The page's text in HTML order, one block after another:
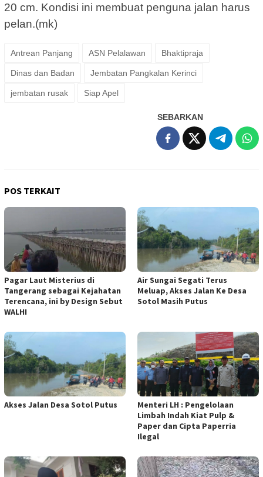
20 cm. Kondisi ini membuat penguna jalan harus
pelan.(mk)
Antrean Panjang ASN Pelalawan Bhaktipraja
Dinas dan Badan Jembatan Pangkalan Kerinci
jembatan rusak Siap Apel
SEBARKAN
POS TERKAIT
Pagar Laut Misterius di
Tangerang sebagai Kejahatan
Terencana, ini by Design Sebut
WALHI
Air Sungai Segati Terus
Meluap, Akses Jalan Ke Desa
Sotol Masih Putus
Akses Jalan Desa Sotol Putus
Menteri LH : Pengelolaan
Limbah Indah Kiat Pulp &
Paper dan Cipta Paperria
Ilegal